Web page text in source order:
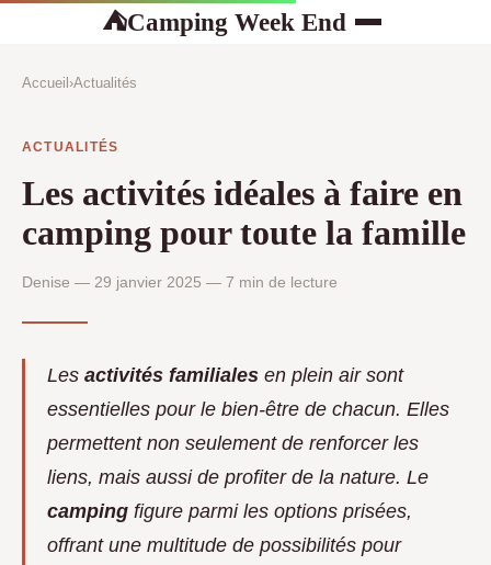
⛺Camping Week End
Accueil ›Actualités
ACTUALITÉS
Les activités idéales à faire en
camping pour toute la famille
Denise — 29 janvier 2025 — 7 min de lecture
Les activités familiales en plein air sont
essentielles pour le bien-être de chacun. Elles
permettent non seulement de renforcer les
liens, mais aussi de profiter de la nature. Le
camping figure parmi les options prisées,
offrant une multitude de possibilités pour